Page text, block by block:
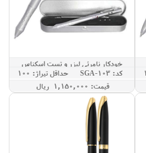
خودکار نامرئی لیزر و تست اسکناس
کد: SGA-103
حداقل تيراژ: 100
قيمت: 1,150,000 ريال